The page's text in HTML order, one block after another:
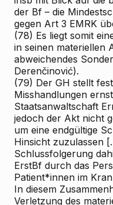
der Bf – die
gegen Art 3 EMRK
(78) Es liegt somit
in seinen materiellen
abweichendes
Derenčinović).
(79) Der GH stellt
Misshandlungen
Staatsanwaltschaft
jedoch der Akt nicht
um eine endgültige
Hinsicht zuzulassen
Schlussfolgerung
ErstBf durch das
Patient*innen im
In diesem
Verletzung des